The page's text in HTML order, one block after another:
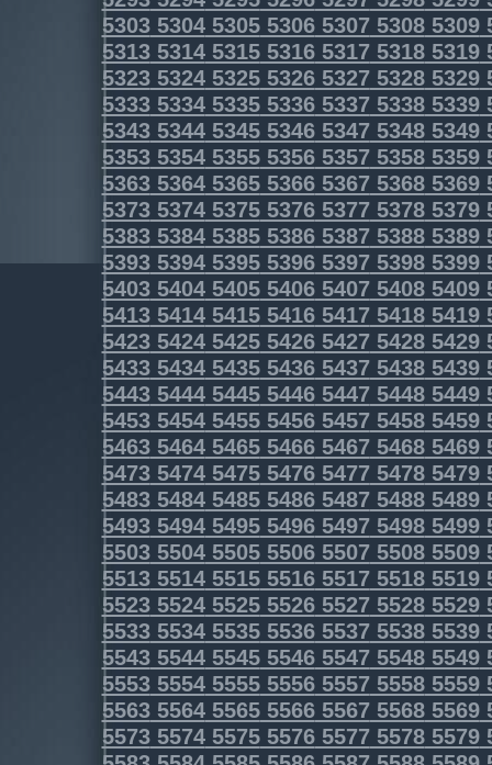
5303530453055306530753085309
5313531453155316531753185319
5323532453255326532753285329
5333533453355336533753385339
5343534453455346534753485349
5353535453555356535753585359
5363536453655366536753685369
5373537453755376537753785379
5383538453855386538753885389
5393539453955396539753985399
5403540454055406540754085409
5413541454155416541754185419
5423542454255426542754285429
5433543454355436543754385439
5443544454455446544754485449
5453545454555456545754585459
5463546454655466546754685469
5473547454755476547754785479
5483548454855486548754885489
5493549454955496549754985499
5503550455055506550755085509
5513551455155516551755185519
5523552455255526552755285529
5533553455355536553755385539
5543554455455546554755485549
5553555455555556555755585559
5563556455655566556755685569
5573557455755576557755785579